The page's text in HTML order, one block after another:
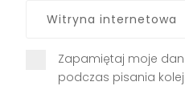
Zapamiętaj moje
podczas pisania